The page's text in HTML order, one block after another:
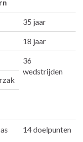
35 jaar
18 jaar
36
wedstrijden
14 doelpunten